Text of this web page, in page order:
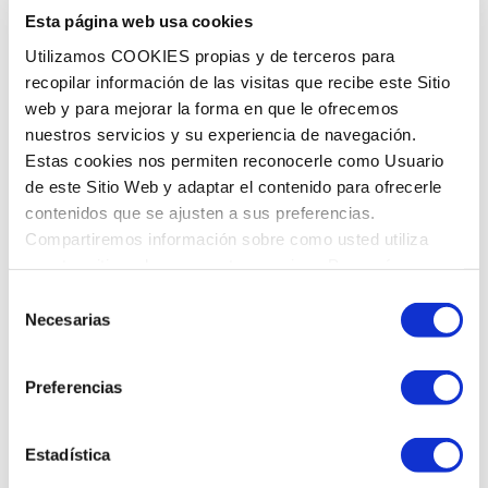
Esta página web usa cookies
Utilizamos COOKIES propias y de terceros para
recopilar información de las visitas que recibe este Sitio
web y para mejorar la forma en que le ofrecemos
nuestros servicios y su experiencia de navegación.
Estas cookies nos permiten reconocerle como Usuario
de este Sitio Web y adaptar el contenido para ofrecerle
contenidos que se ajusten a sus preferencias.
Compartiremos información sobre como usted utiliza
Necesarias
Preferencias
Estadística
HORARIO
Lunes
Martes
Miércoles
Jueves
Domingo
8:00 a 14:00 - 15:00 a 21:00
8:00 a 14:00 - 15:00 a 21:00
8:00 a 14:00 - 15:00 a 21:00
8:00 a 14:00 - 15:00 a 21:00